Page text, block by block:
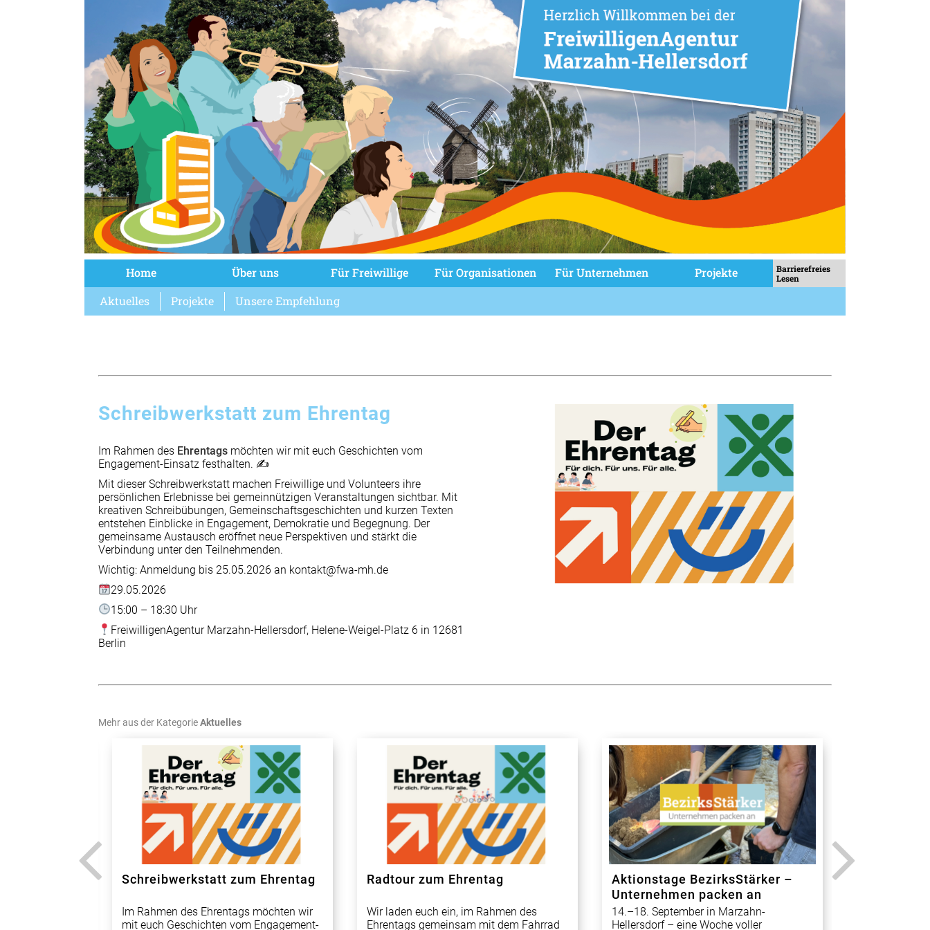
Home Über uns Für Freiwillige Für Organisationen Für Unternehmen Projekte
Barrierefreies
Lesen
Aktuelles Projekte Unsere Empfehlung
Schreibwerkstatt zum Ehrentag
Im Rahmen des Ehrentags möchten wir mit euch Geschichten vom
Engagement-Einsatz festhalten. ✍️
Mit dieser Schreibwerkstatt machen Freiwillige und Volunteers ihre
persönlichen Erlebnisse bei gemeinnützigen Veranstaltungen sichtbar. Mit
kreativen Schreibübungen, Gemeinschaftsgeschichten und kurzen Texten
entstehen Einblicke in Engagement, Demokratie und Begegnung. Der
gemeinsame Austausch eröffnet neue Perspektiven und stärkt die
Verbindung unter den Teilnehmenden.
Wichtig: Anmeldung bis 25.05.2026 an kontakt@fwa-mh.de
29.05.2026
15:00 – 18:30 Uhr
FreiwilligenAgentur Marzahn-Hellersdorf, Helene-Weigel-Platz 6 in 12681
Berlin
Mehr aus der KategorieAktuelles
Schreibwerkstatt zum Ehrentag
Im Rahmen des Ehrentags möchten wir
mit euch Geschichten vom Engagement-
Radtour zum Ehrentag
Wir laden euch ein, im Rahmen des
Ehrentags gemeinsam mit dem Fahrrad
Aktionstage BezirksStärker –
Unternehmen packen an
14.–18. September in Marzahn-
Hellersdorf – eine Woche voller